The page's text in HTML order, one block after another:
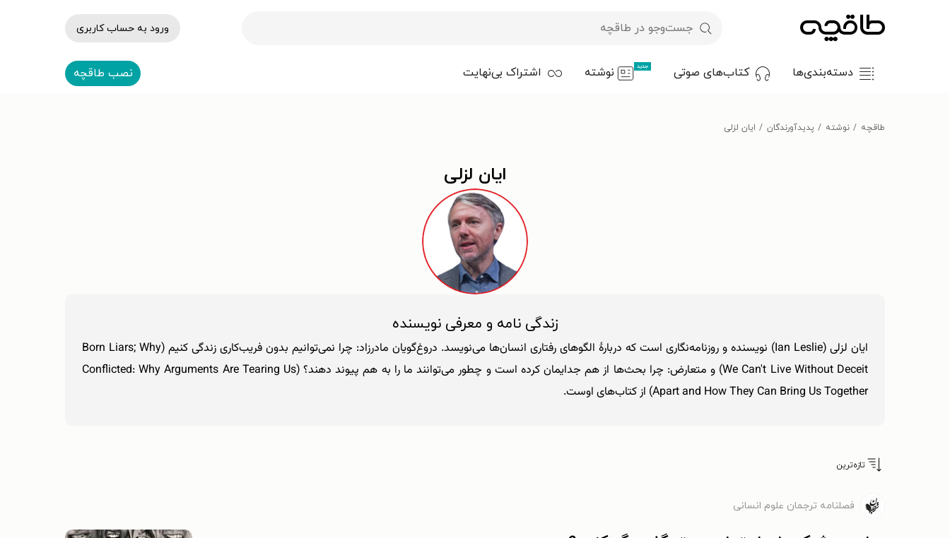
ورود به حساب کاربری
دسته‌بندی‌ها کتاب‌های صوتی جدید نوشته اشتراک بی‌نهایت نصب طاقچه
طاقچه نوشته پدیدآورندگان ایان لزلی
ایان لزلی
زندگی نامه و معرفی نویسنده
ایان لزلی (Ian Leslie) نویسنده و روزنامه‌نگاری است که دربارۀ الگوهای رفتاری انسان‌ها می‌نویسد. دروغ‌گویان مادرزاد: چرا نمی‌توانیم بدون فریب‌کاری زندگی کنیم (Born Liars; Why
We Can't Live Without Deceit) و متعارض: چرا بحث‌ها از هم جدایمان کرده است و چطور می‌توانند ما را به هم پیوند دهند؟ (Conflicted: Why Arguments Are Tearing Us
Apart and How They Can Bring Us Together) از کتاب‌های اوست.
تازه‌ترین
فصلنامه ترجمان علوم انسانی